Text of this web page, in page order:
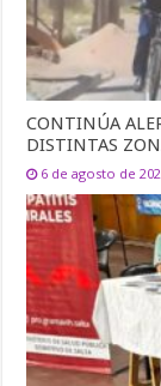
CONTINÚA
DISTINTAS
6 de agosto de